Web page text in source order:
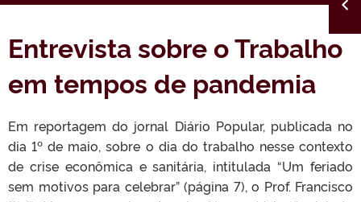
PORTARIAS
Entrevista sobre o Trabalho
em tempos de pandemia
Em reportagem do jornal Diário Popular, publicada no
dia 1º de maio, sobre o dia do trabalho nesse contexto
de crise econômica e sanitária, intitulada “Um feriado
sem motivos para celebrar” (página 7), o Prof. Francisco